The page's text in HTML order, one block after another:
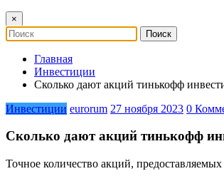
×
Главная
Инвестиции
Сколько дают акций тинькофф
Инвестиции eurorum 27 ноября 2023 0
Сколько дают акций тинькофф
Точное количество акций,